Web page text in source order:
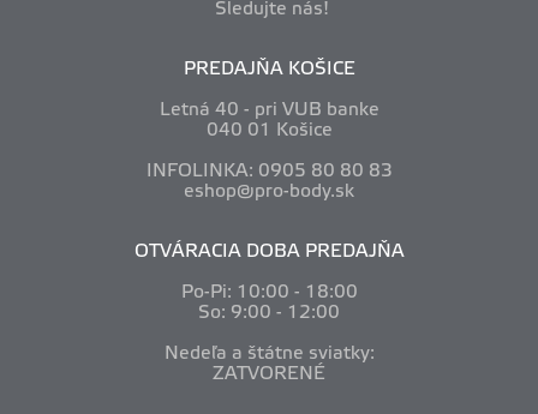
Sledujte nás!
PREDAJŇA KOŠICE
Letná 40 - pri VUB banke
040 01 Košice
INFOLINKA: 0905 80 80 83
eshop@pro-body.sk
OTVÁRACIA DOBA PREDAJŇA
Po-Pi: 10:00 - 18:00
So: 9:00 - 12:00
Nedeľa a štátne sviatky:
ZATVORENÉ